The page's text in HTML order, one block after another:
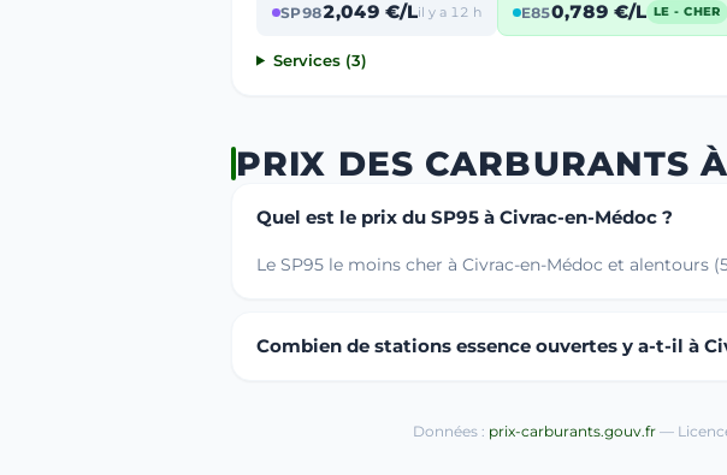
SP982,049 €/Lil y a 12 h E850,789 €/L LE - CHER
Services (3)
PRIX DES CARBURANTS
Quel est le prix du SP95 à Civrac-en-Médoc ?
Le SP95 le moins cher à Civrac-en-Médoc et alentours
Combien de stations essence ouvertes y a-t-il à
Données : prix-carburants.gouv.fr —